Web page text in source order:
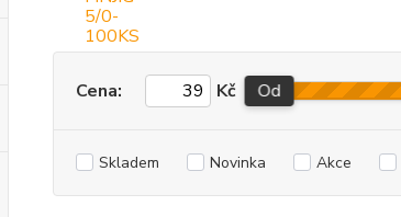
Cena: Kč Od
Skladem Novinka Akce